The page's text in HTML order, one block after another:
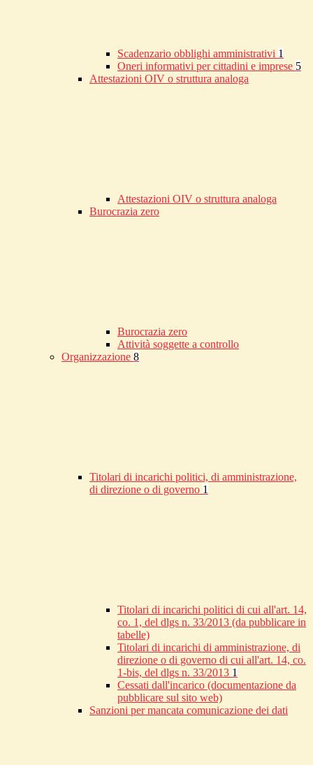
Scadenzario obblighi amministrativi 1
Oneri informativi per cittadini e imprese 5
Attestazioni OIV o struttura analoga
Attestazioni OIV o struttura analoga
Burocrazia zero
Burocrazia zero
Attività soggette a controllo
Organizzazione 8
Titolari di incarichi politici, di amministrazione,
di direzione o di governo 1
Titolari di incarichi politici di cui all'art. 14,
co. 1, del dlgs n. 33/2013 (da pubblicare in
tabelle)
Titolari di incarichi di amministrazione, di
direzione o di governo di cui all'art. 14, co.
1-bis, del dlgs n. 33/2013 1
Cessati dall'incarico (documentazione da
pubblicare sul sito web)
Sanzioni per mancata comunicazione dei dati